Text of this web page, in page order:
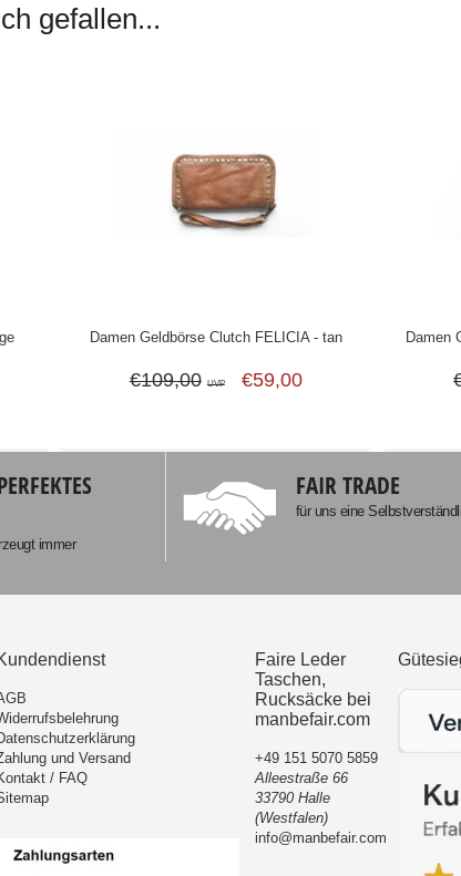
gefallen...
Damen Geldbörse Clutch FELICIA - tan
€109,00 UVP €59,00
Damen
immer
FAIR TRADE
für uns eine
und Versand
/ FAQ
Faire Leder
Taschen,
Rucksäcke bei
manbefair.com
+49 151 5070 5859
Alleestraße 66
33790 Halle
(Westfalen)
info@manbefair.com